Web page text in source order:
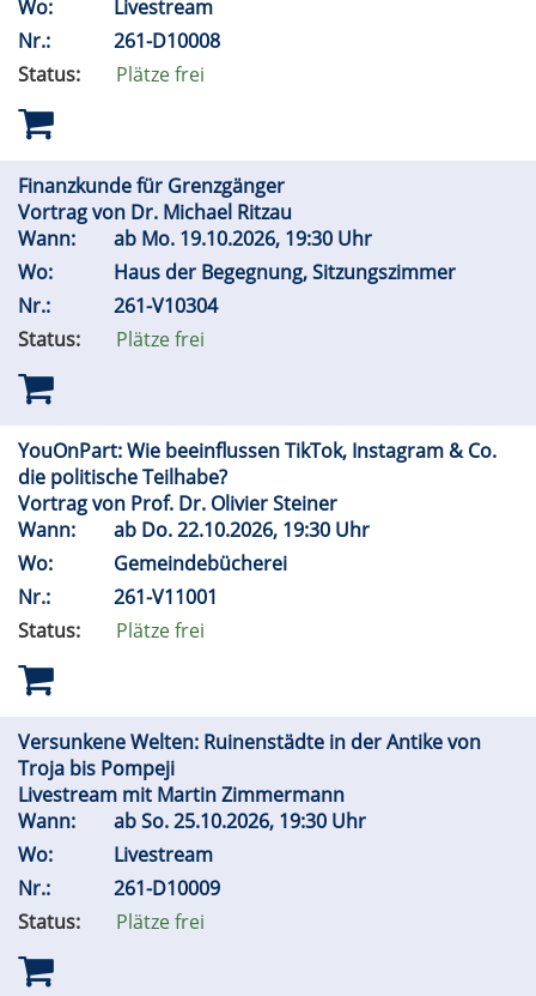
Wo:
Livestream
Nr.:
261-D10008
Status:
Plätze frei
Finanzkunde für Grenzgänger
Vortrag von Dr. Michael Ritzau
Wann:
ab Mo. 19.10.2026, 19:30 Uhr
Wo:
Haus der Begegnung, Sitzungszimmer
Nr.:
261-V10304
Status:
Plätze frei
YouOnPart: Wie beeinflussen TikTok, Instagram & Co.
die politische Teilhabe?
Vortrag von Prof. Dr. Olivier Steiner
Wann:
ab Do.22.10.2026, 19:30 Uhr
Wo:
Gemeindebücherei
Nr.:
261-V11001
Status:
Plätze frei
Versunkene Welten: Ruinenstädte in der Antike von
Troja bis Pompeji
Livestream mit Martin Zimmermann
Wann:
abSo.25.10.2026, 19:30 Uhr
Wo:
Livestream
Nr.:
261-D10009
Status:
Plätze frei